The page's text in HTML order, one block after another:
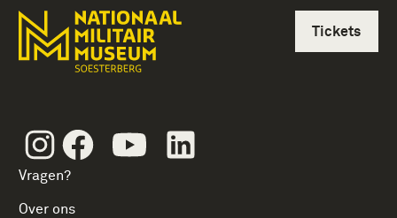
InstagramFacebookYoutube
Vragen?
Over ons
Tickets